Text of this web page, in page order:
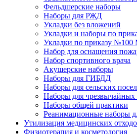
Фельдшерские наборы
Наборы для РЖД
Укладки без вложений
Укладки и наборы по
Укладки по приказу
Набор для оснащения
Набор спортивного врача
Акушерские наборы
Наборы для ГИБДД
Наборы для сельских
Наборы для чрезвычайных
Наборы общей практики
Реанимационные наборы
Утилизация медицинских
Физиотерапия и косметология